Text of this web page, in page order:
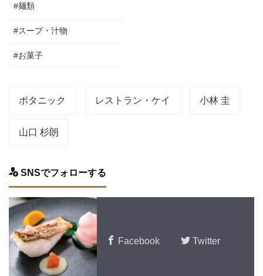
#麺類
#スープ・汁物
#お菓子
ボタニック レストラン・ケイ 小林 圭
山口 杉朗
SNSでフォローする
Facebook Twitter